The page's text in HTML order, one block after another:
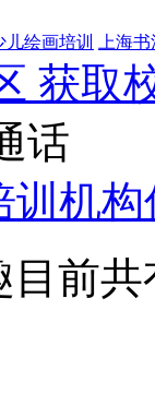
儿绘画培训 上海
获取
话
训机构
目前